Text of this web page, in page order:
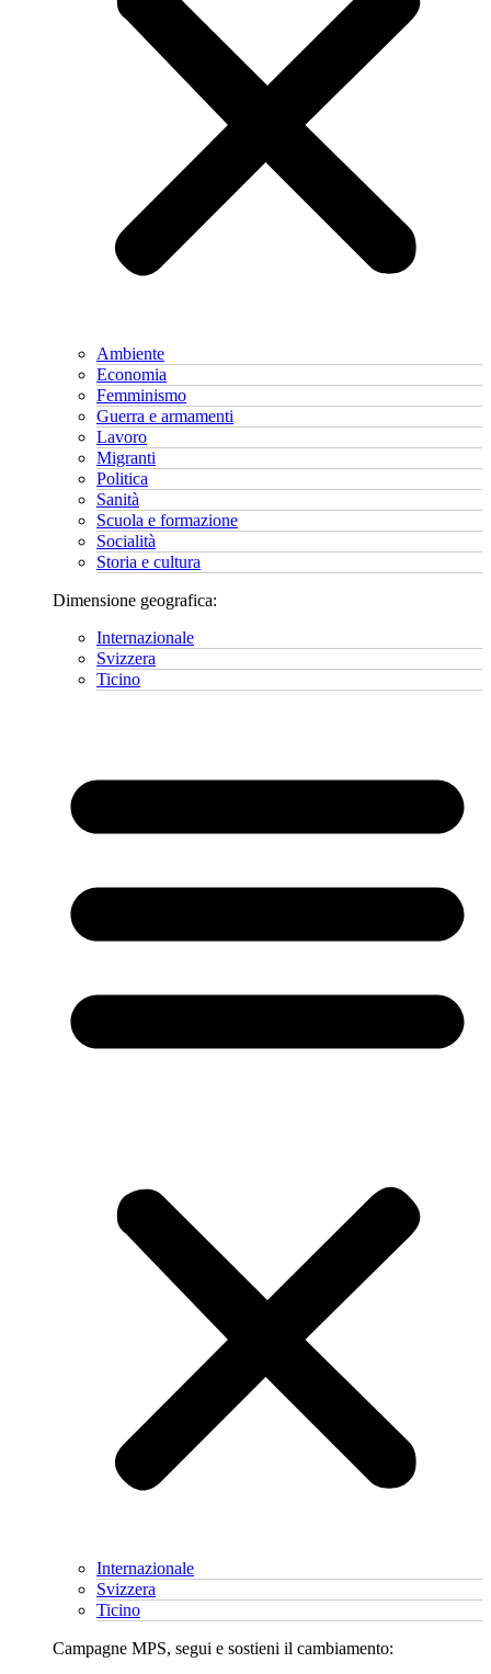
Ambiente
Economia
Femminismo
Guerra e armamenti
Lavoro
Migranti
Politica
Sanità
Scuola e formazione
Socialità
Storia e cultura
Dimensione geografica:
Internazionale
Svizzera
Ticino
Internazionale
Svizzera
Ticino
Campagne MPS, segui e sostieni il cambiamento: